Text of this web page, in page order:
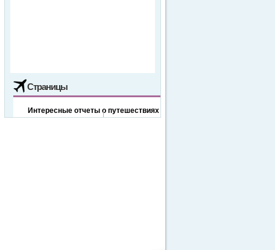
Страницы
Интересные отчеты о путешествиях